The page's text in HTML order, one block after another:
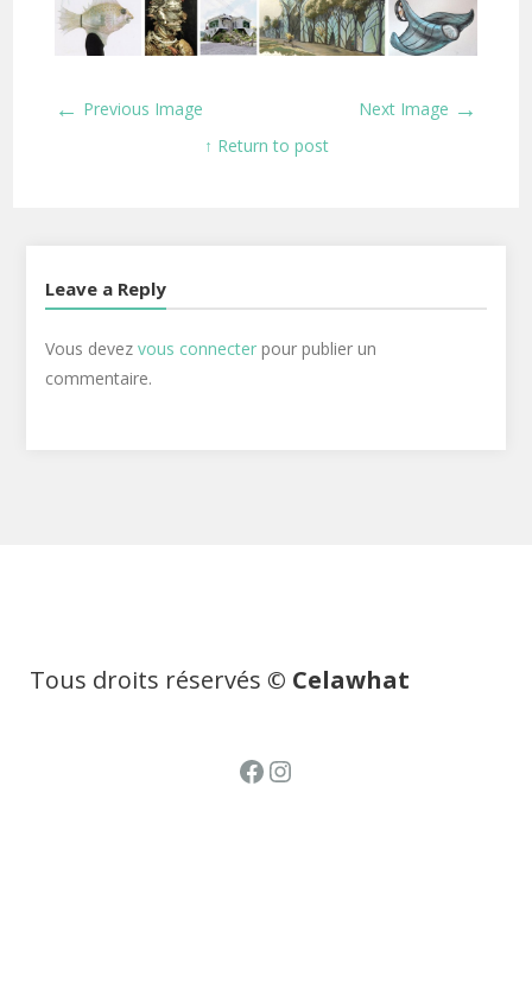
← Previous Image Next Image →
↑ Return to post
Leave a Reply
Vous devez vous connecterpour publier un
commentaire.
Tous droits réservés © Celawhat
Facebook
Instagram